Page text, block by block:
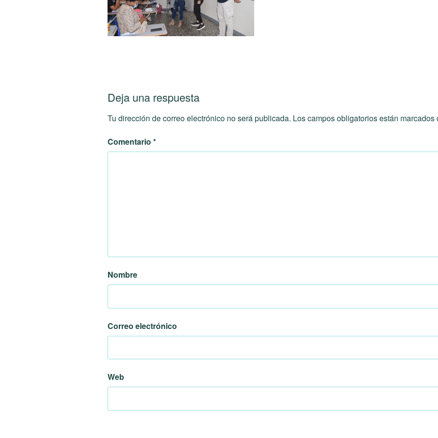
Deja una respuesta
Tu dirección de correo electrónico no será publicada. Los campos obligatorios están marcados
Comentario *
Nombre
Correo electrónico
Web